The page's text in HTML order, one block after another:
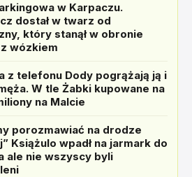
w Karpaczu.
dostał w twarz od
który stanął w obronie
wózkiem
z telefonu Dody pogrążają ją i
W tle Żabki kupowane na
na Malcie
porozmawiać na drodze
Książulo wpadł na jarmark do
ale nie wszyscy byli